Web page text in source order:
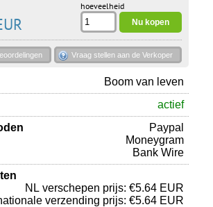
hoeveelheid
Vraag stellen aan de Verkoper
Boom van leven
actief
Paypal
Moneygram
Bank Wire
NL verschepen prijs: €5.64 EUR
verzending prijs: €5.64 EUR